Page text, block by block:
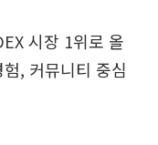
시장 1위로 올
, 커뮤니티 중심